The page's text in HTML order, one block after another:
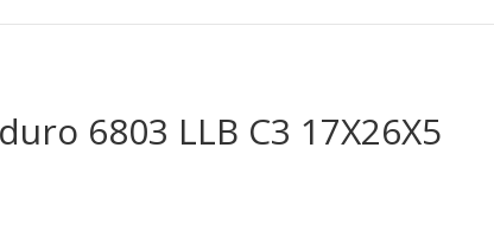
6803 LLB C3 17X26X5